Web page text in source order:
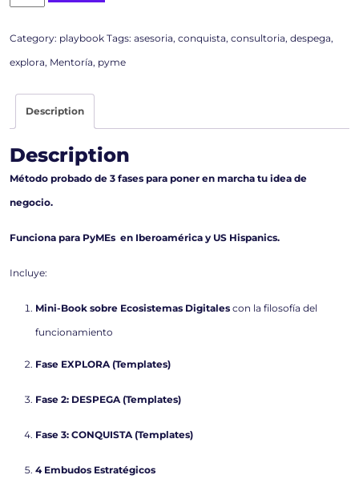
Category: playbook Tags: asesoria, conquista, consultoria, despega,
explora, Mentoría, pyme
Description
Description
Método probado de 3 fases para poner en marcha tu idea de
negocio.
Funciona para PyMEs en Iberoamérica y US Hispanics.
Incluye:
Mini-Book sobre Ecosistemas Digitales con la filosofía del
funcionamiento
Fase EXPLORA (Templates)
Fase 2: DESPEGA (Templates)
Fase 3: CONQUISTA (Templates)
4 Embudos Estratégicos